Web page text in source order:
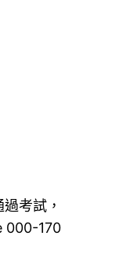
考試，
000-170